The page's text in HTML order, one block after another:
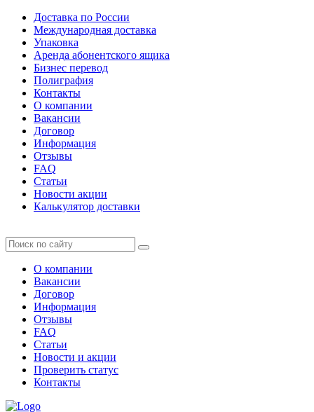
Доставка по России
Международная доставка
Упаковка
Аренда абонентского ящика
Бизнес перевод
Полиграфия
Контакты
О компании
Вакансии
Договор
Информация
Отзывы
FAQ
Статьи
Новости акции
Калькулятор доставки
О компании
Вакансии
Договор
Информация
Отзывы
FAQ
Статьи
Новости и акции
Проверить статус
Контакты